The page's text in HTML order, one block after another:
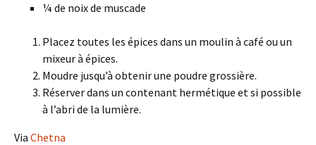
¼ de noix de muscade
Placez toutes les épices dans un moulin à café ou un
mixeur à épices.
Moudre jusqu’à obtenir une poudre grossière.
Réserver dans un contenant hermétique et si possible
à l’abri de la lumière.
Via Chetna